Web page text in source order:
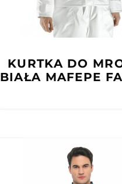
KURTKA DO
BIAŁA MAFEPE